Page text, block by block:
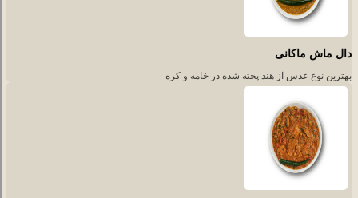
دال ماش ماکانی
بهترین نوع عدس از هند پخته شده در خامه و کره